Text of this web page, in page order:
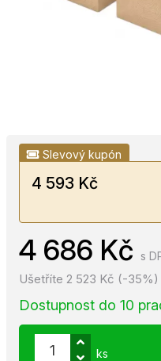
Slevový kupón
4 593 Kč
4 686 Kč s
Ušetříte 2 523 Kč (-35%)
Dostupnost do 10
ks